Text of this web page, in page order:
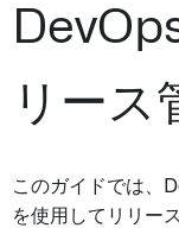
リース
このガイドでは、
を使用してリリー